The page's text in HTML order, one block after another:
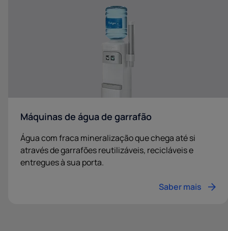
Máquinas de água de garrafão
Água com fraca mineralização que chega até si
através de garrafões reutilizáveis, recicláveis e
entregues à sua porta.
Saber mais